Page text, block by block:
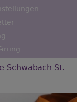
Schwabach St.